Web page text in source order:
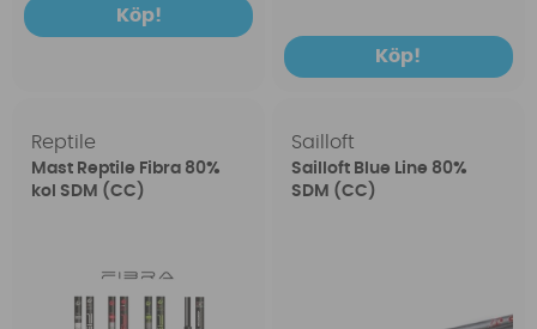
Köp!
Köp!
Reptile
Mast Reptile Fibra 80%
kol SDM (CC)
Sailloft
Sailloft Blue Line 80%
SDM (CC)